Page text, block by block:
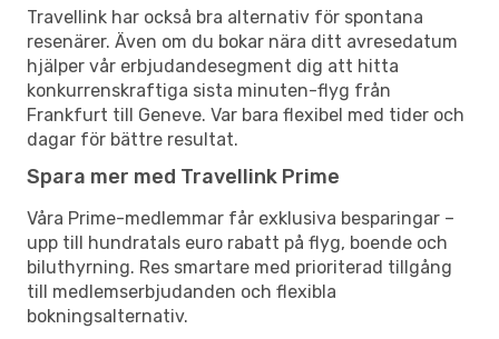
Travellink har också bra alternativ för spontana
resenärer. Även om du bokar nära ditt avresedatum
hjälper vår erbjudandesegment dig att hitta
konkurrenskraftiga sista minuten-flyg från
Frankfurt till Geneve. Var bara flexibel med tider och
dagar för bättre resultat.
Spara mer med Travellink Prime
Våra Prime-medlemmar får exklusiva besparingar –
upp till hundratals euro rabatt på flyg, boende och
biluthyrning. Res smartare med prioriterad tillgång
till medlemserbjudanden och flexibla
bokningsalternativ.